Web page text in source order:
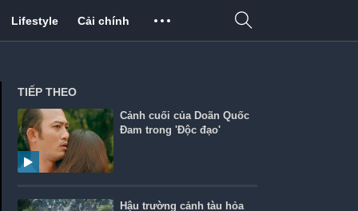
Lifestyle Cải chính
TIẾP THEO
Cảnh cuối của Doãn Quốc
Đam trong 'Độc đạo'
Hậu trường cảnh tàu hỏa